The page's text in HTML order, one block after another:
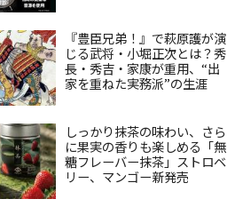
『豊臣兄弟！』で萩原護が演
じる武将・小堀正次とは？秀
長・秀吉・家康が重用、“出
家を重ねた実務派”の生涯
しっかり抹茶の味わい、さら
に果実の香りも楽しめる「無
糖フレーバー抹茶」ストロベ
リー、マンゴー新発売